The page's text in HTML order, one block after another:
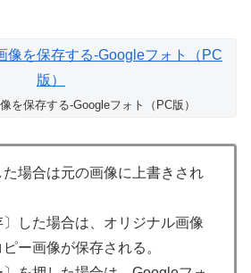
を保存する-Googleフォト（PC版）
た場合は元の画像に上書きされ
〕した場合は、オリジナル画像
ー画像が保存される。